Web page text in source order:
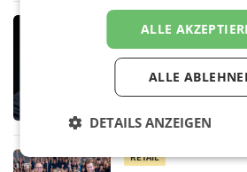
Pilnacek, auf sensible
MARKETING & MEDIA
Stiftungsrat
Mehrere Themen
ORF. Am Dienstag
vorgeschlagenen
RETAIL
ALLE
ALLE
DETAILS ANZEIGEN